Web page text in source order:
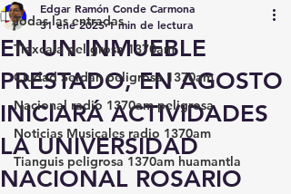
Todas las entradas
Tlaxcala peligrosa 1370am
Ciudad Serdán peligrosa 1370am
Nacional radio 1370am peligrosa
Noticias Musicales radio 1370am
Tianguis peligrosa 1370am huamantla
EN UN INMUEBLE
PRESTADO, EN AGOSTO
INICIARÁ ACTIVIDADES
LA UNIVERSIDAD
NACIONAL ROSARIO
Edgar Ramón Conde Carmona
31 ene 2025 1 min de lectura